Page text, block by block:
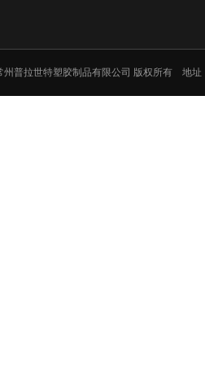
州普拉世特塑胶制品有限公司 版权所有 地